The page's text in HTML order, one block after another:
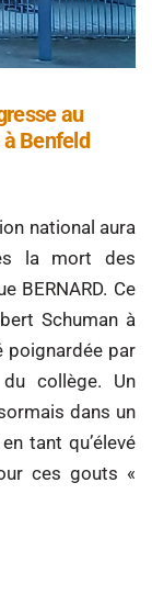
au
Benfeld
national aura
la mort des
BERNARD. Ce
Schuman à
poignardée par
collège. Un
dans un
tant qu’élevé
ces gouts «